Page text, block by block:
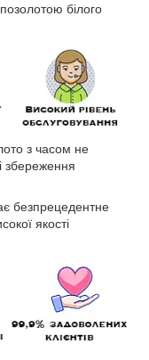
білого
з часом не
збереження
безпрецедентне
якості